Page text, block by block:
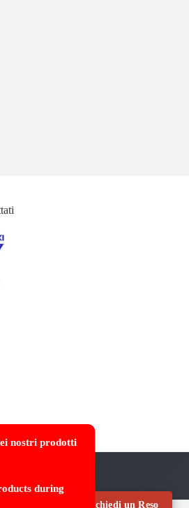
nostri prodotti
during
Richiedi un Reso